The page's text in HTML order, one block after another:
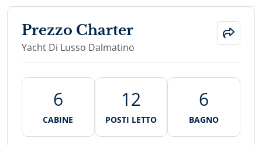
Una crociera su Dalmatino può includere baie
tranquille, borghi storici in pietra, soste per il bagno,
ristoranti sulle isole, sport acquatici e serate all’ancora.
La rotta viene discussa con il capitano e adattata alle
condizioni meteo e del mare, oltre allo stile di crociera
preferito dagli ospiti.
Perché noleggiare
Dalmatino in Croazia
Prezzo Charter
Yacht Di Lusso Dalmatino
6
CABINE
12
POSTI LETTO
6
BAGNO